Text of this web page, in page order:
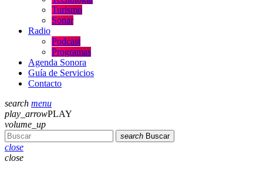
Turismo
Sonar
Radio
Podcast
Programas
Agenda Sonora
Guía de Servicios
Contacto
search menu
play_arrowPLAY
volume_up
search Buscar
close
close